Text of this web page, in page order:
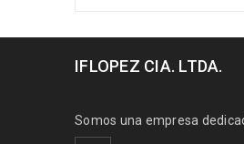
IFLOPEZ CIA. LTDA.
Somos una empresa